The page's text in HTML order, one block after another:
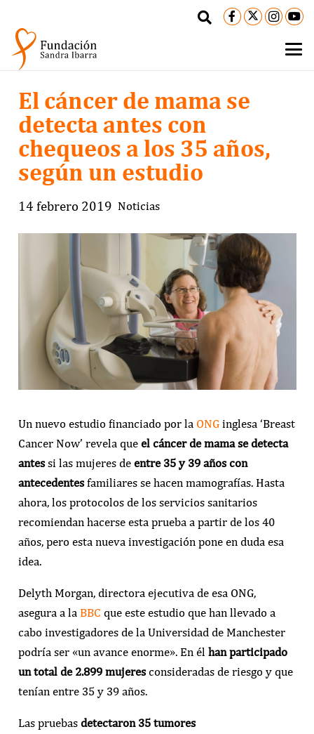
El cáncer de mama se
detecta antes con
chequeos a los 35 años,
según un estudio
14 febrero 2019 Noticias
Un nuevo estudio financiado por la ONG inglesa ‘Breast
Cancer Now’ revela que el cáncer de mama se detecta
antessi las mujeres de entre 35 y 39 años con
antecedentesfamiliares se hacen mamografías. Hasta
ahora, los protocolos de los servicios sanitarios
recomiendan hacerse esta prueba a partir de los 40
años, pero esta nueva investigación pone en duda esa
idea.
Delyth Morgan, directora ejecutiva de esa ONG,
asegura a la BBC que este estudio que han llevado a
cabo investigadores de la Universidad de Manchester
podría ser «un avance enorme». En él han participado
un total de 2.899 mujeresconsideradas de riesgo y que
tenían entre 35 y 39 años.
Las pruebas detectaron 35 tumores